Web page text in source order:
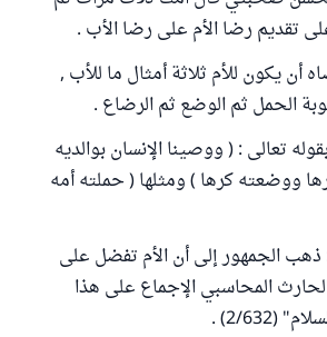
تقديم رضا الأم على رضا الأب .
أن يكون للأم ثلاثة أمثال ما للأب ,
الحمل ثم الوضع ثم الرضاع .
تعالى : ( ووصينا الإنسان بوالديه
ووضعته كرها ) ومثلها ( حملته أمه
الجمهور إلى أن الأم تفضل على
المحاسبي الإجماع على هذا
(2/632) .